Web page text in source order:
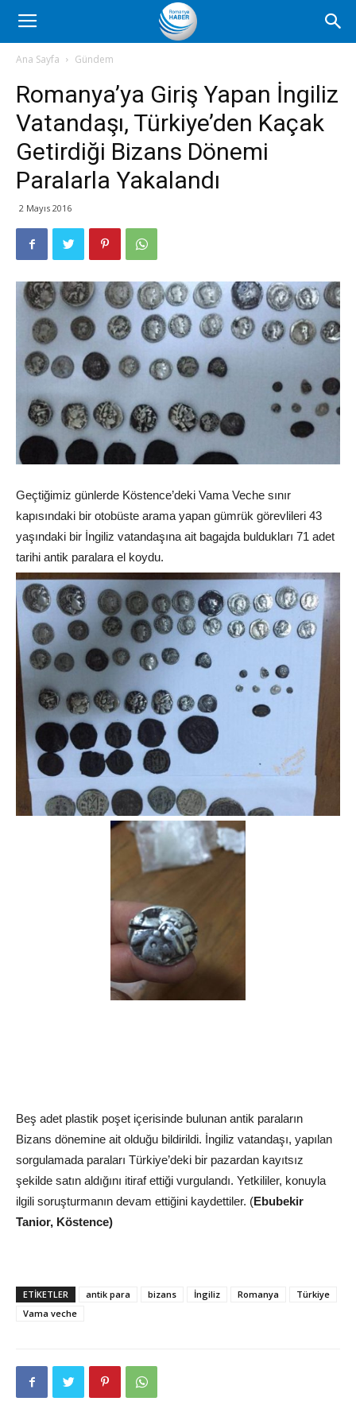
Romanya
Haber
Ana Sayfa Gündem
Romanya’ya Giriş Yapan İngiliz
Vatandaşı, Türkiye’den Kaçak
Getirdiği Bizans Dönemi
Paralarla Yakalandı
2 Mayıs 2016
Geçtiğimiz günlerde Köstence’deki Vama Veche sınır
kapısındaki bir otobüste arama yapan gümrük görevlileri 43
yaşındaki bir İngiliz vatandaşına ait bagajda buldukları 71 adet
tarihi antik paralara el koydu.
Beş adet plastik poşet içerisinde bulunan antik paraların
Bizans dönemine ait olduğu bildirildi. İngiliz vatandaşı, yapılan
sorgulamada paraları Türkiye’deki bir pazardan kayıtsız
şekilde satın aldığını itiraf ettiği vurgulandı. Yetkililer, konuyla
ilgili soruşturmanın devam ettiğini kaydettiler. (Ebubekir
Tanior, Köstence)
ETIKETLER antik para bizans İngiliz Romanya
Türkiye
Vama veche